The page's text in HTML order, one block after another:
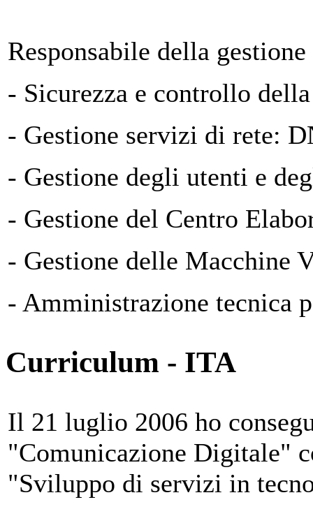
Responsabile della
- Sicurezza e controllo
- Gestione servizi di rete:
- Gestione degli utenti e
- Gestione del Centro
- Gestione delle Macchine
- Amministrazione tecnica
Curriculum - ITA
Il 21 luglio 2006 ho
"Comunicazione Digitale"
"Sviluppo di servizi in